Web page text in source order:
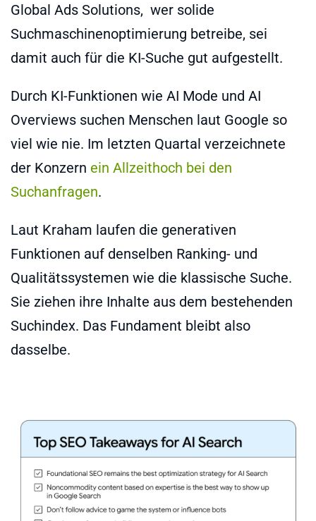
Global Ads Solutions, wer solide
Suchmaschinenoptimierung betreibe, sei
damit auch für die KI-Suche gut aufgestellt.
Durch KI-Funktionen wie AI Mode und AI
Overviews suchen Menschen laut Google so
viel wie nie. Im letzten Quartal verzeichnete
der Konzern ein Allzeithoch bei den
Suchanfragen.
Laut Kraham laufen die generativen
Funktionen auf denselben Ranking- und
Qualitätssystemen wie die klassische Suche.
Sie ziehen ihre Inhalte aus dem bestehenden
Suchindex. Das Fundament bleibt also
dasselbe.